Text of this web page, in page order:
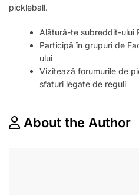
pickleball.
Alătură-te subreddit-ului
Participă în grupuri de
ului
Vizitează forumurile de
sfaturi legate de reguli
About the Author